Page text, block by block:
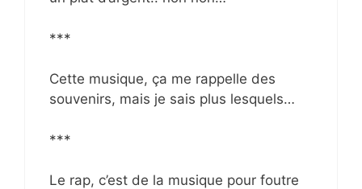
***
Cette musique, ça me rappelle des
souvenirs, mais je sais plus lesquels…
***
Le rap, c’est de la musique pour foutre